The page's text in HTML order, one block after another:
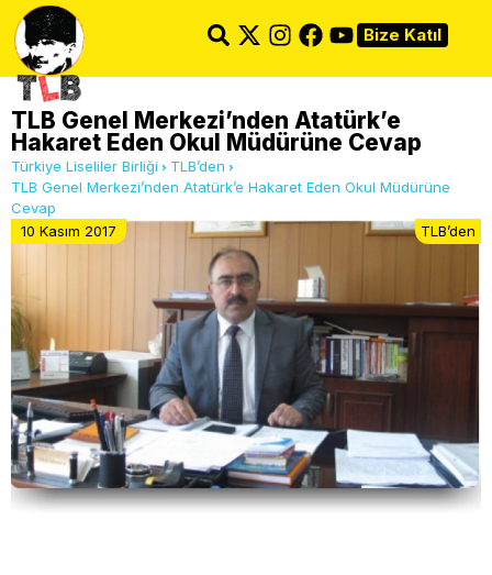
Bize Katıl
TLB Genel Merkezi’nden Atatürk’e
Hakaret Eden Okul Müdürüne Cevap
Türkiye Liseliler Birliği
TLB’den
TLB Genel Merkezi’nden Atatürk’e Hakaret Eden Okul Müdürüne
Cevap
10 Kasım 2017
TLB’den